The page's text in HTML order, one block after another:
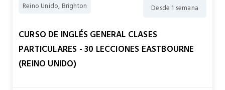
Reino Unido, Brighton Desde 1 semana
CURSO DE INGLÉS GENERAL CLASES
PARTICULARES - 30 LECCIONES EASTBOURNE
(REINO UNIDO)